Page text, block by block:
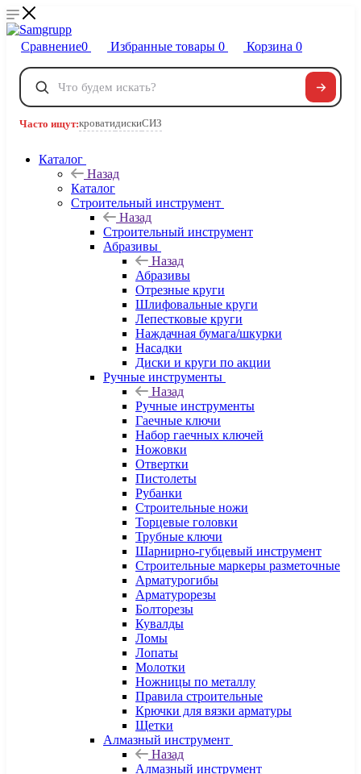
Сравнение0 Избранные товары 0 Корзина 0
Телефоны
8 800 222-40-09
Часто ищут:кроватидискиСИЗ
Каталог
Назад
Каталог
Строительный инструмент
Назад
Строительный инструмент
Абразивы
Назад
Абразивы
Отрезные круги
Шлифовальные круги
Лепестковые круги
Наждачная бумага/шкурки
Насадки
Диски и круги по акции
Ручные инструменты
Назад
Ручные инструменты
Гаечные ключи
Набор гаечных ключей
Ножовки
Отвертки
Пистолеты
Рубанки
Строительные ножи
Торцевые головки
Трубные ключи
Шарнирно-губцевый инструмент
Строительные маркеры разметочные
Арматурогибы
Арматурорезы
Болторезы
Кувалды
Ломы
Лопаты
Молотки
Ножницы по металлу
Правила строительные
Крючки для вязки арматуры
Щетки
Алмазный инструмент
Назад
Алмазный инструмент